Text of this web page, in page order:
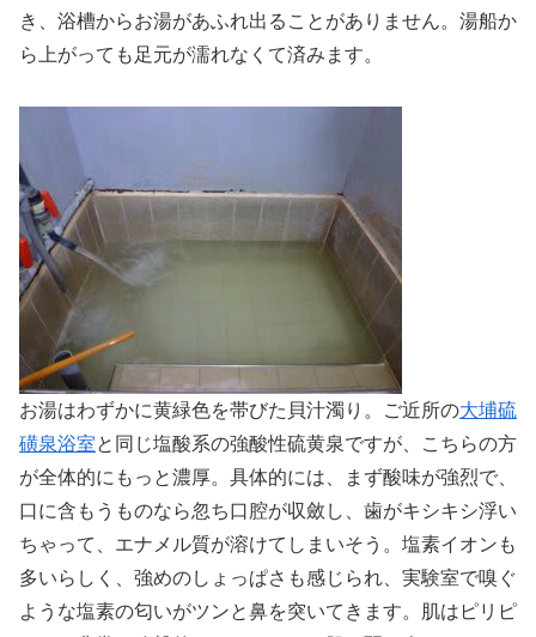
き、浴槽からお湯があふれ出ることがありません。湯船か
ら上がっても足元が濡れなくて済みます。
お湯はわずかに黄緑色を帯びた貝汁濁り。ご近所の大埔硫
磺泉浴室と同じ塩酸系の強酸性硫黄泉ですが、こちらの方
が全体的にもっと濃厚。具体的には、まず酸味が強烈で、
口に含もうものなら忽ち口腔が収斂し、歯がキシキシ浮い
ちゃって、エナメル質が溶けてしまいそう。塩素イオンも
多いらしく、強めのしょっぱさも感じられ、実験室で嗅ぐ
ような塩素の匂いがツンと鼻を突いてきます。肌はピリピ